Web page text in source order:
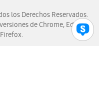
los Derechos Reservados.
de Chrome, Edge,